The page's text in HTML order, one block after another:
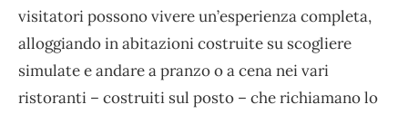
visitatori possono vivere un’esperienza completa,
alloggiando in abitazioni costruite su scogliere
simulate e andare a pranzo o a cena nei vari
ristoranti – costruiti sul posto – che richiamano lo